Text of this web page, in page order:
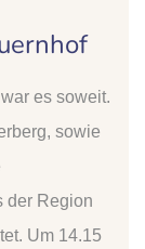
es soweit.
sowie
der Region
Um 14.15